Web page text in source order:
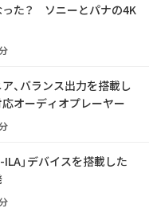
った？ ソニーとパナの4K
、バランス出力を搭載し
オーディオプレーヤー
ILA」デバイスを搭載した